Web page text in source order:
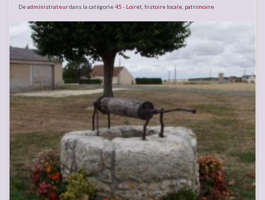
Deadministrateurdans la catégorie45 - Loiret histoire locale patrimoine